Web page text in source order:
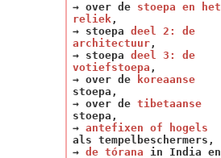
→ over de stoepa en het
reliek ,
→ stoepa deel 2: de
architectuur ,
→ stoepa deel 3: de
votiefstoepa ,
→ over de
koreaanse
stoepa,
→ over de tibetaanse
stoepa,
→ antefixen of hogels
als tempelbeschermers,
→ de tórana in India en